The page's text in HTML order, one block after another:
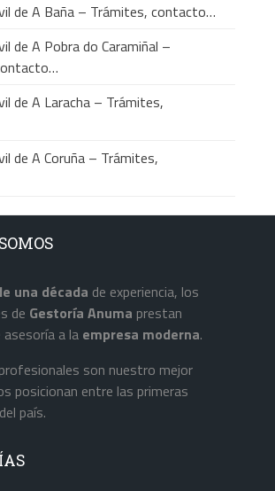
de A Baña – Trámites, contacto…
de A Pobra do Caramiñal –
de A Laracha – Trámites,
de A Coruña – Trámites,
una década de experiencia, los
de Gestoría Anuma prestan
a la empresa moderna.
son nuestro mejor
posicionan entre las primeras
país.